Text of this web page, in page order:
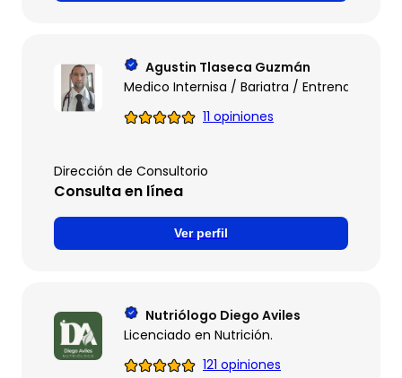
Agustin Tlaseca Guzmán
Medico Internisa / Bariatra / Entrenador
11 opiniones
Dirección de Consultorio
Consulta en línea
Ver perfil
Nutriólogo Diego Aviles
Licenciado en Nutrición.
121 opiniones